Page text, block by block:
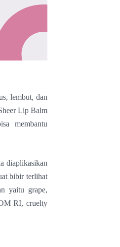
lembut, dan
Lip Balm
membantu
diaplikasikan
bibir terlihat
yaitu grape,
RI, cruelty